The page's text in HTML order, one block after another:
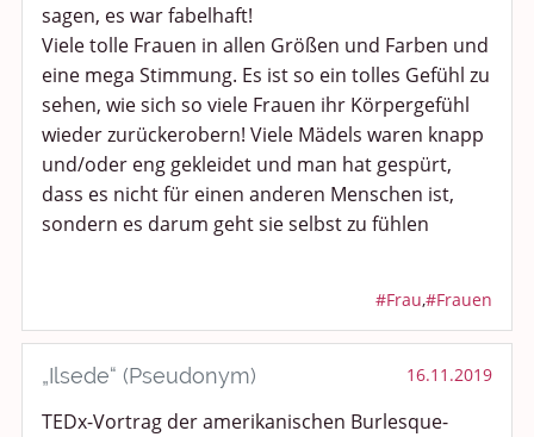
sagen, es war fabelhaft!
Viele tolle Frauen in allen Größen und Farben und
eine mega Stimmung. Es ist so ein tolles Gefühl zu
sehen, wie sich so viele Frauen ihr Körpergefühl
wieder zurückerobern! Viele Mädels waren knapp
und/oder eng gekleidet und man hat gespürt,
dass es nicht für einen anderen Menschen ist,
sondern es darum geht sie selbst zu fühlen
#Frau,#Frauen
„Ilsede“ (Pseudonym) 16.11.2019
TEDx-Vortrag der amerikanischen Burlesque-